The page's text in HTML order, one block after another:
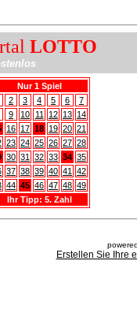
LOTTO
Nur 1 Spiel
2 3 4 5 6
7
9 10 11 12 13 14
16 17 18 19 20 21
23 24 25 26 27 28
30 31 32 33 34 35
37 38 39 40 41
42
44 45 46 47 48 49
Ihr Tipp: 5. Zahl
Erstellen Sie Ihre